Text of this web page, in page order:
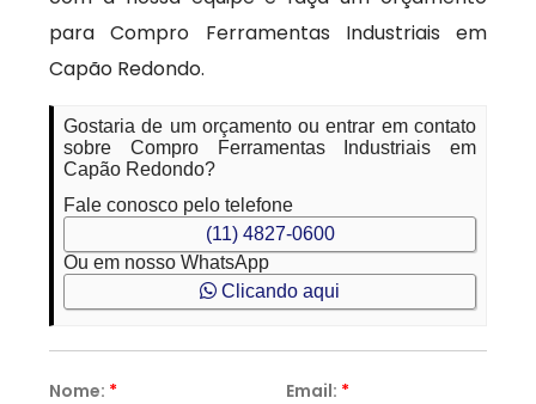
para Compro Ferramentas Industriais em
Capão Redondo.
Gostaria de um orçamento ou entrar em contato
sobre Compro Ferramentas Industriais em
Capão Redondo?
Fale conosco pelo telefone
(11) 4827-0600
Ou em nosso WhatsApp
Clicando aqui
Nome: * Email: *